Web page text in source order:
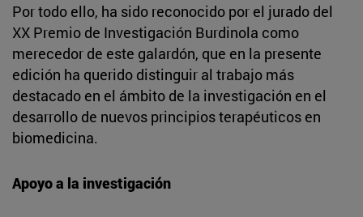
Por todo ello, ha sido reconocido por el jurado del
XX Premio de Investigación Burdinola como
merecedor de este galardón, que en la presente
edición ha querido distinguir al trabajo más
destacado en el ámbito de la investigación en el
desarrollo de nuevos principios terapéuticos en
biomedicina.
Apoyo a la investigación